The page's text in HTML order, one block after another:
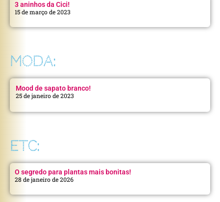
3 aninhos da Cici!
15 de março de 2023
MODA:
Mood de sapato branco!
25 de janeiro de 2023
ETC:
O segredo para plantas mais bonitas!
28 de janeiro de 2026